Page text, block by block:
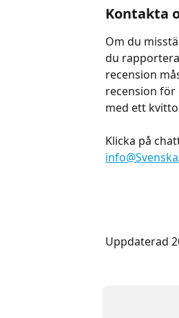
Kontakta
Om du
du
recension
recension
med ett
Klicka på
Uppdaterad